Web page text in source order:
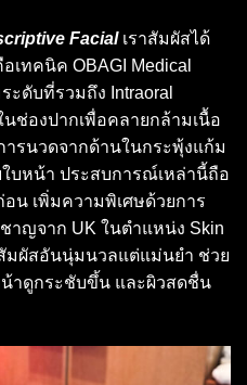
Facialเราสัมผัสได้
ทคนิค OBAGI Medical
ะดับที่รวมถึง Intraoral
นช่องปากเพื่อคลายกล้ามเนื้อ
ารนวดจากด้านในกระพุ้งแก้ม
บหน้า ประสบการณ์เหล่านี้ถือ
อน เพิ่มความพิเศษด้วยการ
าญจาก UK ในตำแหน่ง Skin
มผัสอันนุ่มนวลแต่แม่นยำ ช่วย
าดูกระชับขึ้น และผิวสดชื่น